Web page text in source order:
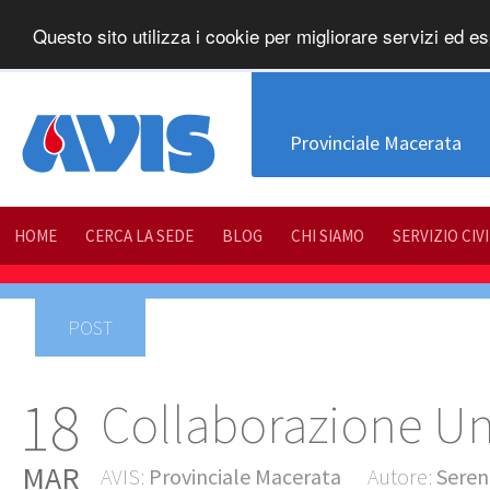
Questo sito utilizza i cookie per migliorare servizi ed
Provinciale Macerata
HOME CERCA LA SEDE BLOG CHI SIAMO SERVIZIO
POST
18
MAR
Collaborazione
AVIS: Provinciale Macerata Autore: